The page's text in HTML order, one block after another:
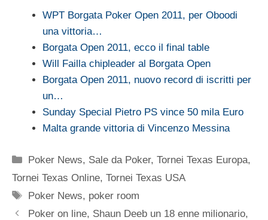
WPT Borgata Poker Open 2011, per Oboodi
una vittoria…
Borgata Open 2011, ecco il final table
Will Failla chipleader al Borgata Open
Borgata Open 2011, nuovo record di iscritti per
un…
Sunday Special Pietro PS vince 50 mila Euro
Malta grande vittoria di Vincenzo Messina
Categorie
Poker News, Sale da Poker,Tornei Texas Europa,
Tornei Texas Online, Tornei Texas USA
Tag
Poker News, poker room
Poker on line, Shaun Deeb un 18 enne milionario,